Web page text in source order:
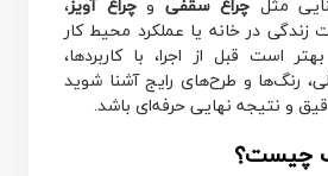
در خانه یا عملکرد محیط کار
است قبل از اجرا، با کاربردها،
رنگ‌ها و طرح‌های رایج آشنا شوید
و نتیجه نهایی حرفه‌ای باشد.
چیست؟